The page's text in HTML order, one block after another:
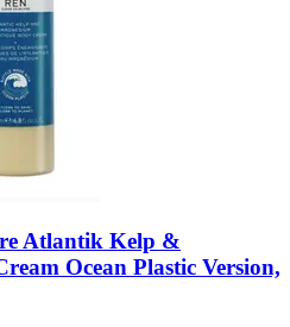
Atlantik Kelp &
Ocean Plastic Version,